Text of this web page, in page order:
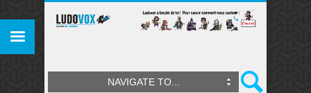
NAVIGATE TO...